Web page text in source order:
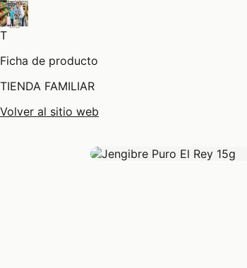
T
Ficha de producto
TIENDA FAMILIAR
Volver al sitio web